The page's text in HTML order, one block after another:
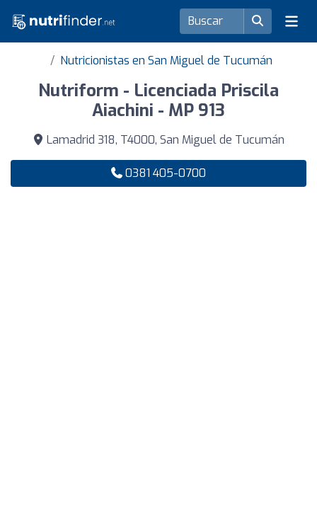
Nutricionistas en San Miguel de Tucumán
Nutriform - Licenciada Priscila
Aiachini - MP 913
Lamadrid 318, T4000, San Miguel de Tucumán
0381 405-0700